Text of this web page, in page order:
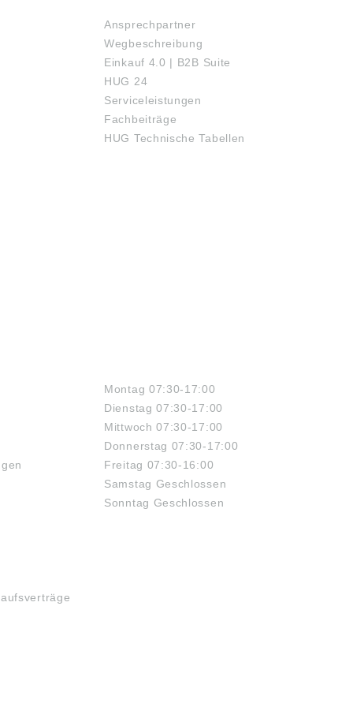
Ansprechpartner
Wegbeschreibung
Einkauf 4.0 | B2B Suite
HUG 24
Serviceleistungen
Fachbeiträge
HUG Technische Tabellen
Montag 07:30-17:00
Dienstag 07:30-17:00
Mittwoch 07:30-17:00
Donnerstag 07:30-17:00
Freitag 07:30-16:00
Samstag Geschlossen
Sonntag Geschlossen